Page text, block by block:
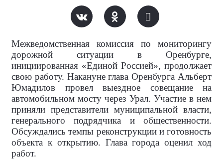
Межведомственная комиссия по мониторингу
дорожной ситуации в Оренбурге,
инициированная «Единой Россией», продолжает
свою работу. Накануне глава Оренбурга Альберт
Юмадилов провел выездное совещание на
автомобильном мосту через Урал. Участие в нем
приняли представители муниципальной власти,
генерального подрядчика и общественности.
Обсуждались темпы реконструкции и готовность
объекта к открытию. Глава города оценил ход
работ.